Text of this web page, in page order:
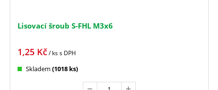
Lisovací šroub S-FHL M3x6
1,25 Kč/ kss DPH
Skladem (1018 ks)